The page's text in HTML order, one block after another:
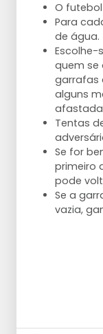
O
Para
de água.
Escolhe-
quem se
garrafas
alguns
Tentas
Se for
primeiro
pode
Se a
vazia,